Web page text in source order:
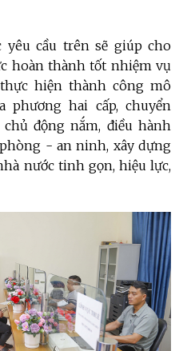
yêu cầu trên sẽ giúp cho
hoàn thành tốt nhiệm vụ
hiện thành công mô
phương hai cấp, chuyển
động nắm, điều hành
- an ninh, xây dựng
nước tinh gọn, hiệu lực,